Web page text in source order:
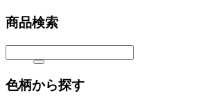
商品検索
色柄から探す